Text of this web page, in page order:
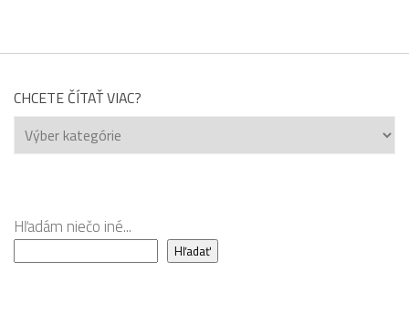
CHCETE ČÍTAŤ VIAC?
Chcete
čítať
Hľadám niečo iné...
Hľadať